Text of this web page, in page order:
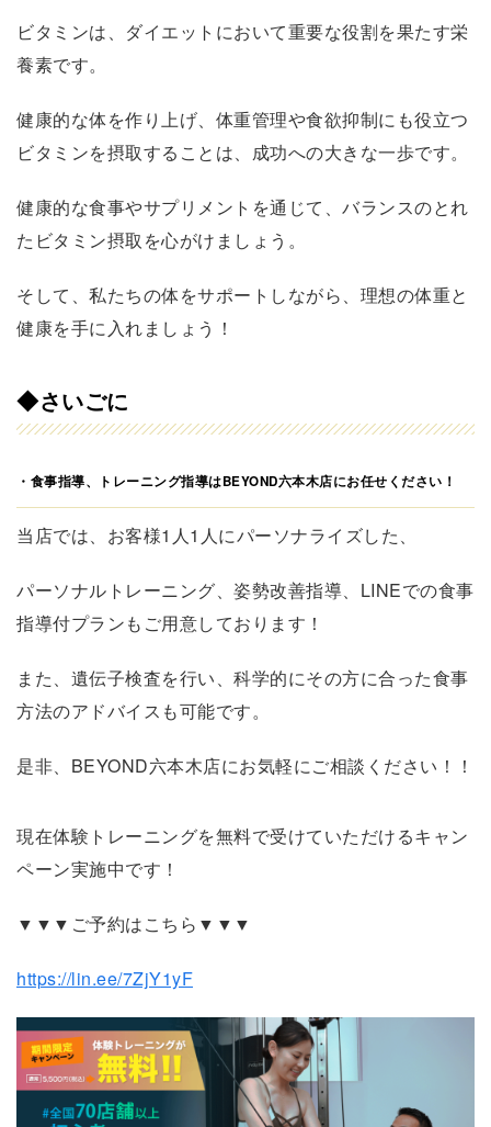
ビタミンは、ダイエットにおいて重要な役割を果たす栄
養素です。
健康的な体を作り上げ、体重管理や食欲抑制にも役立つ
ビタミンを摂取することは、成功への大きな一歩です。
健康的な食事やサプリメントを通じて、バランスのとれ
たビタミン摂取を心がけましょう。
そして、私たちの体をサポートしながら、理想の体重と
健康を手に入れましょう！
◆さいごに
・食事指導、トレーニング指導はBEYOND六本木店にお任せください！
当店では、お客様1人1人にパーソナライズした、
パーソナルトレーニング、姿勢改善指導、LINEでの食事
指導付プランもご用意しております！
また、遺伝子検査を行い、科学的にその方に合った食事
方法のアドバイスも可能です。
是非、BEYOND六本木店にお気軽にご相談ください！！
現在体験トレーニングを無料で受けていただけるキャン
ペーン実施中です！
▼▼▼ご予約はこちら▼▼▼
https://lin.ee/7ZjY1yF